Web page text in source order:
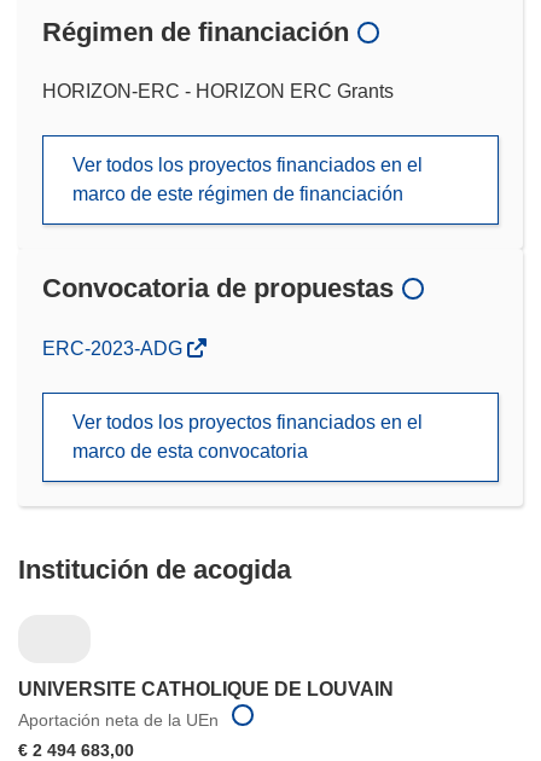
Régimen de financiación
HORIZON-ERC - HORIZON ERC Grants
Ver todos los proyectos financiados en el
marco de este régimen de financiación
Convocatoria de propuestas
(se
nueva
ERC-2023-ADG
Ver todos los proyectos financiados en el
marco de esta convocatoria
Institución de acogida
UNIVERSITE CATHOLIQUE DE LOUVAIN
Aportación neta de la UEn
€ 2 494 683,00